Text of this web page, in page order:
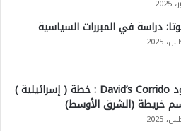
دراسة في المبررات السياسية
ممر داوود David’s Corrido : خطة ( إسرائيلية )
خريطة (الشرق الأوسط)